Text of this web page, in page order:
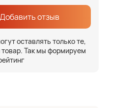
Добавить отзыв
оставлять только те,
товар. Так мы формируем